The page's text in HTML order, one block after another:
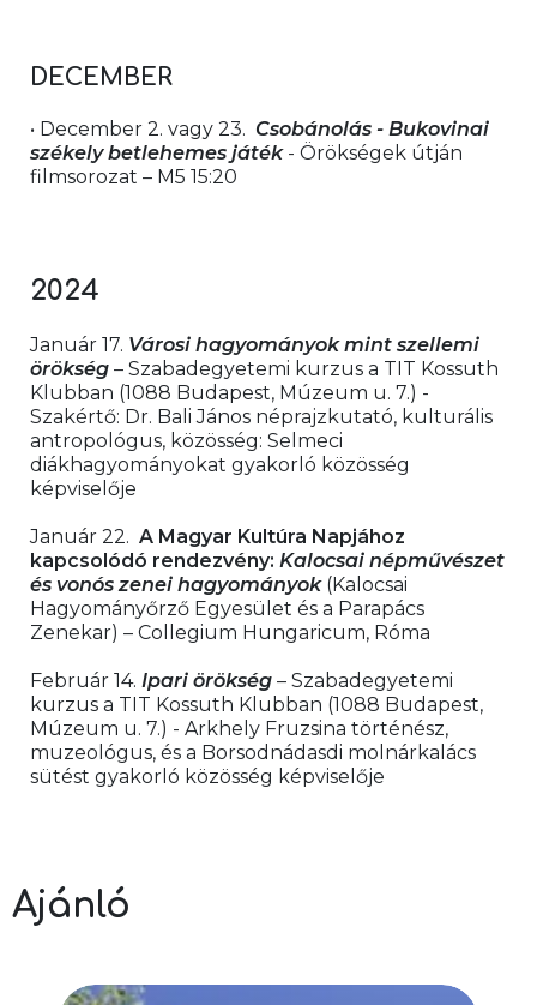
DECEMBER
• December 2. vagy 23. Csobánolás - Bukovinai
székely betlehemes játék - Örökségek útján
filmsorozat – M5 15:20
2024
Január 17. Városi hagyományok mint szellemi
örökség – Szabadegyetemi kurzus a TIT Kossuth
Klubban (1088 Budapest, Múzeum u. 7.) -
Szakértő: Dr. Bali János néprajzkutató, kulturális
antropológus, közösség: Selmeci
diákhagyományokat gyakorló közösség
képviselője
Január 22. A Magyar Kultúra Napjához
kapcsolódó rendezvény: Kalocsai népművészet
és vonós zenei hagyományok (Kalocsai
Hagyományőrző Egyesület és a Parapács
Zenekar) – Collegium Hungaricum, Róma
Február 14. Ipari örökség – Szabadegyetemi
kurzus a TIT Kossuth Klubban (1088 Budapest,
Múzeum u. 7.) - Arkhely Fruzsina történész,
muzeológus, és a Borsodnádasdi molnárkalács
sütést gyakorló közösség képviselője
Ajánló